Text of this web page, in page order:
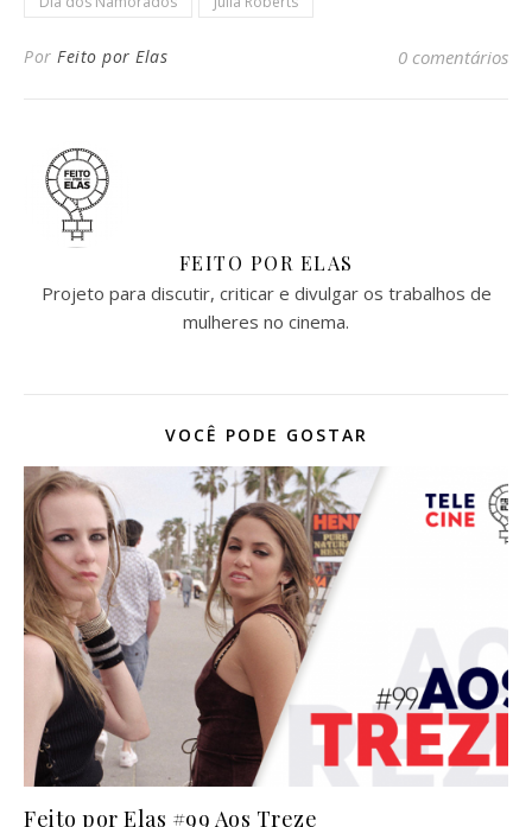
Por Feito por Elas 0 comentários
FEITO POR ELAS
Projeto para discutir, criticar e divulgar os trabalhos de
mulheres no cinema.
VOCÊ PODE GOSTAR
Feito por Elas #99 Aos Treze